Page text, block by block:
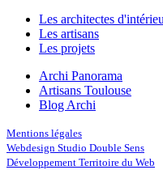
Les architectes
Les artisans
Les projets
Archi Panorama
Artisans Toulouse
Blog Archi
Mentions légales
Webdesign Studio Double Sens
Développement Territoire du Web